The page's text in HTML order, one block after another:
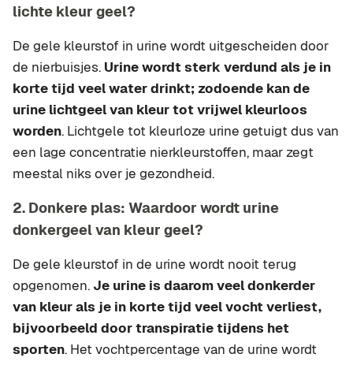
lichte kleur geel?
De gele kleurstof in urine wordt uitgescheiden door
de nierbuisjes. Urine wordt sterk verdund als je in
korte tijd veel water drinkt; zodoende kan de
urine lichtgeel van kleur tot vrijwel kleurloos
worden. Lichtgele tot kleurloze urine getuigt dus van
een lage concentratie nierkleurstoffen, maar zegt
meestal niks over je gezondheid.
2. Donkere plas: Waardoor wordt urine
donkergeel van kleur geel?
De gele kleurstof in de urine wordt nooit terug
opgenomen. Je urine is daarom veel donkerder
van kleur als je in korte tijd veel vocht verliest,
bijvoorbeeld door transpiratie tijdens het
sporten. Het vochtpercentage van de urine wordt